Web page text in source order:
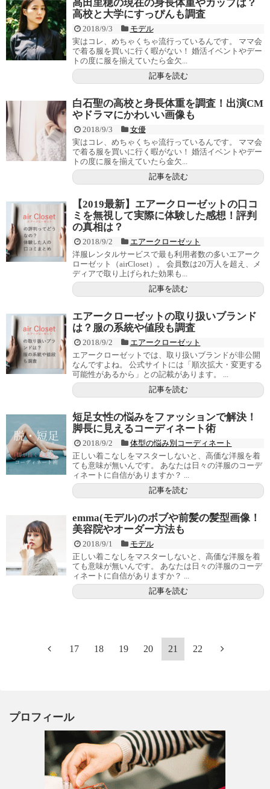
高田里穂の現在の身長体重やカップは？
高校と大学にすっぴんも調査
2018/9/3
モデル
実はコレ、めちゃくちゃ流行っているんです。 ママ会
で着る服を買いに行く暇がない！ 婚活イベントやデー
トの度に服を揃えていたら金欠...
記事を読む
白石聖の高校と身長体重を調査！出演CM
やドラマにかわいい画像も
2018/9/3
女優
実はコレ、めちゃくちゃ流行っているんです。 ママ会
で着る服を買いに行く暇がない！ 婚活イベントやデー
トの度に服を揃えていたら金欠...
記事を読む
【2019最新】エアークローゼットの口コ
ミを無視して実際に体験した感想！評判
の真相は？
2018/9/2
エアークローゼット
洋服レンタルサービスで最も利用者数の多いエアーク
ローゼット（airCloset）。 会員数は20万人を超え、メ
ディアで取り上げられた効果も...
記事を読む
エアークローゼットの取り扱いブランド
は？服の系統や値段も調査
2018/9/2
エアークローゼット
エアークローゼットでは、取り扱いブランドが非公開
なんですよね。 公式サイトには「順次拡大・変更する
可能性があるから」との記載があります。 ...
記事を読む
短足女性の悩みをファッションで解決！
脚長に見えるコーディネート術
2018/9/2
体型の悩み別コーディネート
正しい着こなしをマスターしないと、高価な洋服を着
ても意味が無いんです。 あなたは日々の洋服のコーデ
ィネートに自信がありますか？ ...
記事を読む
emma(モデル)のボブや前髪の髪型画像！
美容院やオーダー方法も
2018/9/1
モデル
正しい着こなしをマスターしないと、高価な洋服を着
ても意味が無いんです。 あなたは日々の洋服のコーデ
ィネートに自信がありますか？ ...
記事を読む
17 18 19 20 21 22
プロフィール